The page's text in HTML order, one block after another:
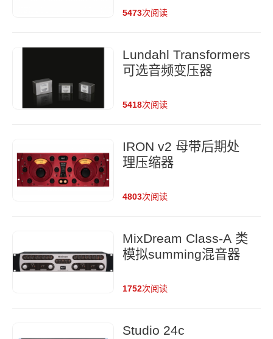
5473次阅读
Lundahl Transformers
可选音频变压器
5418次阅读
IRON v2 母带后期处
理压缩器
4803次阅读
MixDream Class-A 类
模拟summing混音器
1752次阅读
Studio 24c